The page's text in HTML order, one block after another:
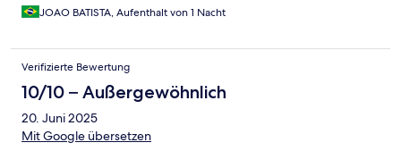
JOAO BATISTA, Aufenthalt von 1 Nacht
Verifizierte Bewertung
10/10 – Außergewöhnlich
20. Juni 2025
Mit Google übersetzen